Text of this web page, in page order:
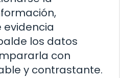
evidencia
los datos
con
y contrastante.